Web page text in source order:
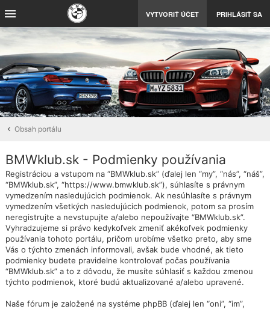
VYTVORIŤ ÚČET PRIHLÁSIŤ SA
Obsah portálu
BMWklub.sk - Podmienky používania
Registráciou a vstupom na “BMWklub.sk” (ďalej len “my”, “nás”, “náš”,
“BMWklub.sk”, “https://www.bmwklub.sk”), súhlasíte s právnym
vymedzením nasledujúcich podmienok. Ak nesúhlasíte s právnym
vymedzením všetkých nasledujúcich podmienok, potom sa prosím
neregistrujte a nevstupujte a/alebo nepoužívajte “BMWklub.sk”.
Vyhradzujeme si právo kedykoľvek zmeniť akékoľvek podmienky
používania tohoto portálu, pričom urobíme všetko preto, aby sme
Vás o týchto zmenách informovali, avšak bude vhodné, ak tieto
podmienky budete pravidelne kontrolovať počas používania
“BMWklub.sk” a to z dôvodu, že musíte súhlasiť s každou zmenou
týchto podmienok, ktoré budú aktualizované a/alebo upravené.
Naše fórum je založené na systéme phpBB (ďalej len “oni”, “im”,